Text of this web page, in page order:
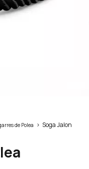
de Polea > Soga Jalon